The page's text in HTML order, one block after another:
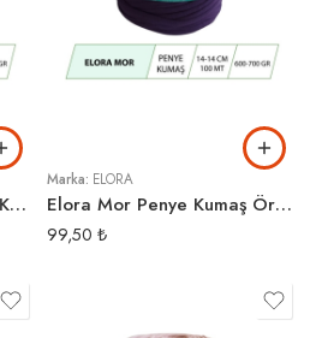
Elora Orta Pembe Penye Kumaş Örgü İpi
Marka: ELORA
Elora Mor Penye Kumaş Örgü İpi
99,50 ₺